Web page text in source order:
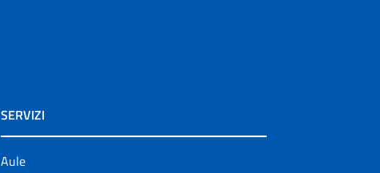
SERVIZI
Aule